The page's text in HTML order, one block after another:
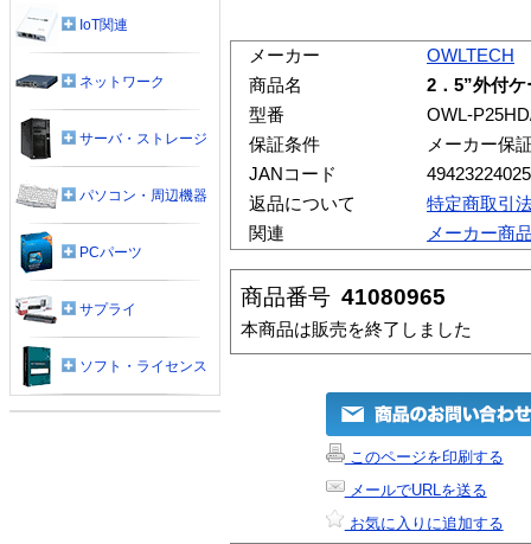
メーカー
OWLTECH
商品名
2．5”外付
型番
OWL-
保証条件
メーカー保
JANコード
返品について
特定商取引
関連
メーカー商
商品番号 41080965
本商品は販売を終了しました
このページを印刷する
メールでURLを送る
お気に入りに追加する
IoT関連
ネットワーク
サーバ・ストレージ
パソコン・周辺機器
PCパーツ
サプライ
ソフト・ライセンス